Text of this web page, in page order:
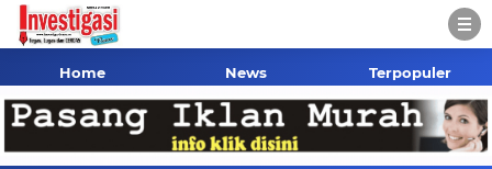
Home News Terpopuler